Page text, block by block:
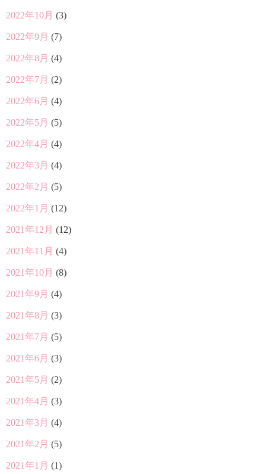
2022年10月 (3)
2022年9月 (7)
2022年8月 (4)
2022年7月 (2)
2022年6月 (4)
2022年5月 (5)
2022年4月 (4)
2022年3月 (4)
2022年2月 (5)
2022年1月 (12)
2021年12月 (12)
2021年11月 (4)
2021年10月 (8)
2021年9月 (4)
2021年8月 (3)
2021年7月 (5)
2021年6月 (3)
2021年5月 (2)
2021年4月 (3)
2021年3月 (4)
2021年2月 (5)
2021年1月 (1)